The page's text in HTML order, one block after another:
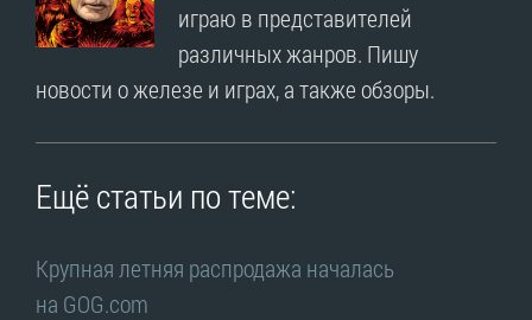
играю в представителей
различных жанров. Пишу
новости о железе и играх, а также обзоры.
Ещё статьи по теме:
Крупная летняя распродажа началась
на GOG.com